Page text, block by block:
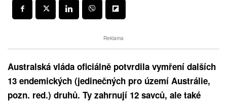
Reklama
Australská vláda oficiálně potvrdila vymření dalších
13 endemických (jedinečných pro území Austrálie,
pozn. red.) druhů. Ty zahrnují 12 savců, ale také